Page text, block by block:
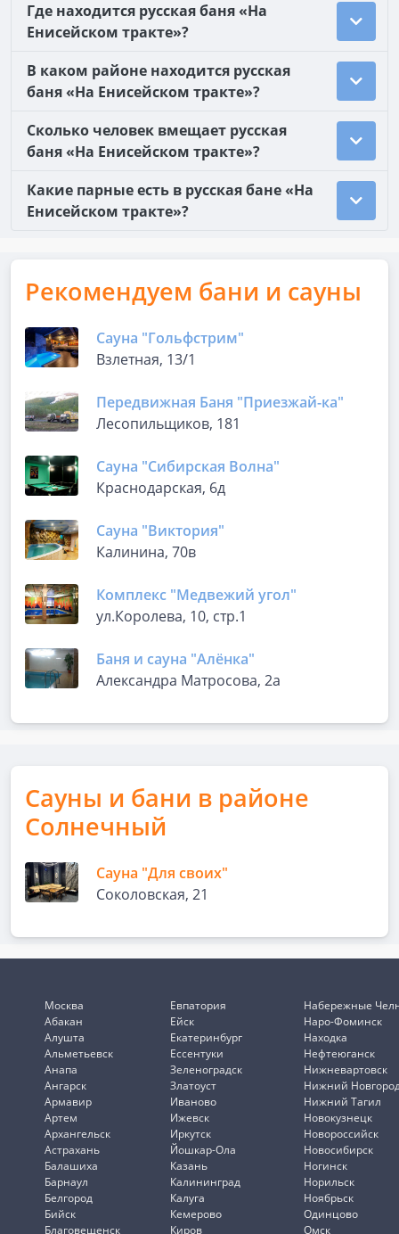
Где находится русская баня «На
Енисейском тракте»?
В каком районе находится русская
баня «На Енисейском тракте»?
Сколько человек вмещает русская
баня «На Енисейском тракте»?
Какие парные есть в русская бане «На
Енисейском тракте»?
Рекомендуем бани и сауны
Сауна "Гольфстрим"
Взлетная, 13/1
Передвижная Баня "Приезжай-ка"
Лесопильщиков, 181
Сауна "Сибирская Волна"
Краснодарская, 6д
Сауна "Виктория"
Калинина, 70в
Комплекс "Медвежий угол"
ул.Королева, 10, стр.1
Баня и сауна "Алёнка"
Александра Матросова, 2а
Сауны и бани в районе
Солнечный
Сауна "Для своих"
Соколовская, 21
Москва
Абакан
Алушта
Альметьевск
Анапа
Ангарск
Армавир
Артем
Архангельск
Астрахань
Балашиха
Барнаул
Белгород
Бийск
Благовещенск
Евпатория
Ейск
Екатеринбург
Ессентуки
Зеленоградск
Златоуст
Иваново
Ижевск
Иркутск
Йошкар-Ола
Казань
Калининград
Калуга
Кемерово
Киров
Набережные
Наро-Фоминск
Находка
Нефтеюганск
Нижневартовск
Нижний
Нижний Тагил
Новокузнецк
Новороссийск
Новосибирск
Ногинск
Норильск
Ноябрьск
Одинцово
Омск